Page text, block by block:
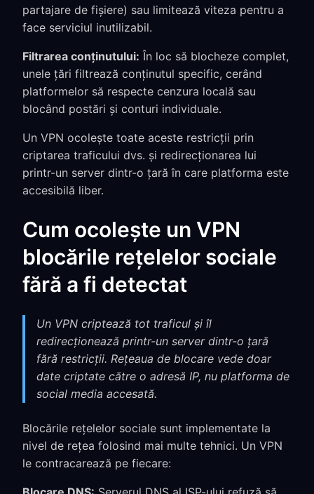
partajare de fișiere) sau limitează viteza pentru a
face serviciul inutilizabil.
Filtrarea conținutului: În loc să blocheze complet,
unele țări filtrează conținutul specific, cerând
platformelor să respecte cenzura locală sau
blocând postări și conturi individuale.
Un VPN ocolește toate aceste restricții prin
criptarea traficului dvs. și redirecționarea lui
printr-un server dintr-o țară în care platforma este
accesibilă liber.
Cum ocolește un VPN
blocările rețelelor sociale
fără a fi detectat
Un VPN criptează tot traficul și îl
redirecționează printr-un server dintr-o țară
fără restricții. Rețeaua de blocare vede doar
date criptate către o adresă IP, nu platforma de
social media accesată.
Blocările rețelelor sociale sunt implementate la
nivel de rețea folosind mai multe tehnici. Un VPN
le contracarează pe fiecare: